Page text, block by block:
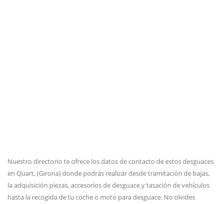
Nuestro directorio te ofrece los datos de contacto de estos desguaces
en Quart, (Girona) donde podrás realizar desde tramitación de bajas,
la adquisición piezas, accesorios de desguace y tasación de vehículos
hasta la recogida de tu coche o moto para desguace. No olvides